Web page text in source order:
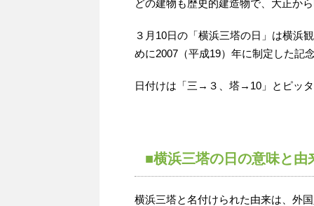
どの建物も歴史的建造物で、大正か
３月10日の「横浜三塔の日」は横浜
めに2007（平成19）年に制定した記
日付けは「三→３、塔→10」とピッ
■横浜三塔の日の意味と由
横浜三塔と名付けられた由来は、外